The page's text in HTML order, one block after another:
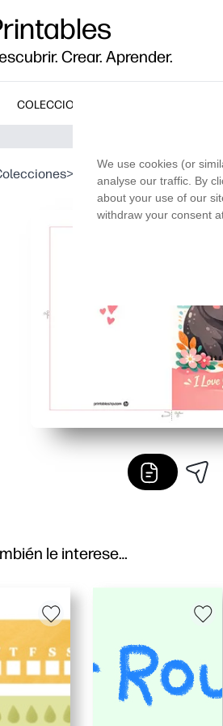
Crear. Aprender.
COLECCIONES
> Lindos abrazos para el
le interese…
We use cookies (or
analyse our traffic. By
about your use of our
withdraw your consent